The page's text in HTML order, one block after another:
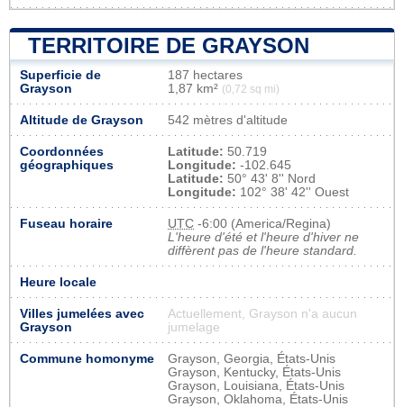
TERRITOIRE DE GRAYSON
Superficie de
Grayson
187 hectares
1,87 km² (0,72 sq mi)
Altitude de Grayson 542 mètres d'altitude
Coordonnées
géographiques
Latitude: 50.719
Longitude: -102.645
Latitude: 50° 43' 8'' Nord
Longitude: 102° 38' 42'' Ouest
Fuseau horaire UTC -6:00 (America/Regina)
L'heure d'été et l'heure d'hiver ne
diffèrent pas de l'heure standard.
Heure locale
Villes jumelées avec
Grayson
Actuellement, Grayson n'a aucun
jumelage
Commune homonyme
Grayson, Georgia, États-Unis
Grayson, Kentucky, États-Unis
Grayson, Louisiana, États-Unis
Grayson, Oklahoma, États-Unis